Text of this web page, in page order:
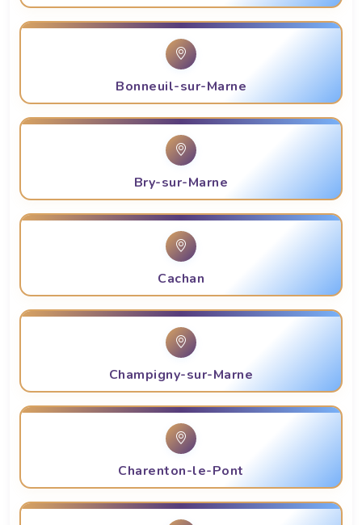
Bonneuil-sur-Marne
Bry-sur-Marne
Cachan
Champigny-sur-Marne
Charenton-le-Pont